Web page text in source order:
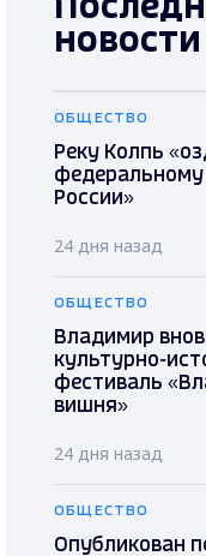
новости
ОБЩЕСТВО
Реку Колпь
федеральному
России»
24 дня назад
ОБЩЕСТВО
Владимир
культурно-
фестиваль
вишня»
24 дня назад
ОБЩЕСТВО
Опубликован